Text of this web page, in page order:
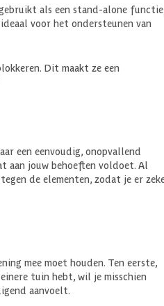
als een stand-alone
voor het ondersteunen van
Dit maakt ze een
een eenvoudig, onopvallend
aan jouw behoeften voldoet. Al
de elementen, zodat je er
mee moet houden. Ten eerste,
tuin hebt, wil je misschien
aanvoelt.